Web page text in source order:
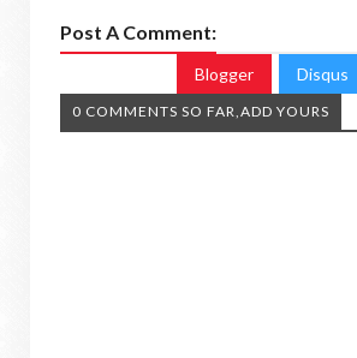
Post A Comment:
Blogger Disqus
0 COMMENTS SO FAR,ADD YOURS